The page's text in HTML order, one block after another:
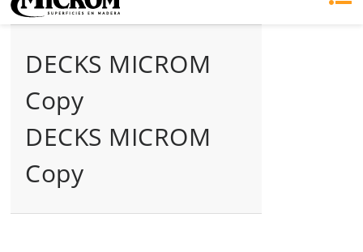
DECKS MICROM
Copy
DECKS MICROM
Copy